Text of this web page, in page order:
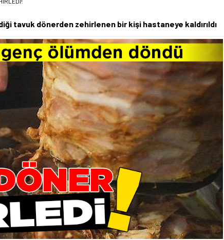
tavuk dönerden zehirlenen bir kişi hastaneye kaldırıldı